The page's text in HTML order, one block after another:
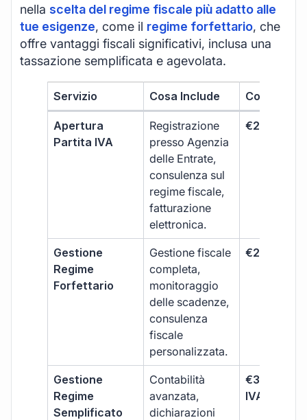
nella scelta del regime fiscale più adatto alle
tue esigenze, come il regime forfettario, che
offre vantaggi fiscali significativi, inclusa una
tassazione semplificata e agevolata.
Servizio Cosa Include Costo
Apertura
Partita IVA
Registrazione
presso Agenzia
delle Entrate,
consulenza sul
regime fiscale,
fatturazione
elettronica.
€264 +
Gestione
Regime
Forfettario
Gestione fiscale
completa,
monitoraggio
delle scadenze,
consulenza
fiscale
personalizzata.
€264 +
Gestione
Regime
Semplificato
Contabilità
avanzata,
dichiarazioni
€333 +
IVA/